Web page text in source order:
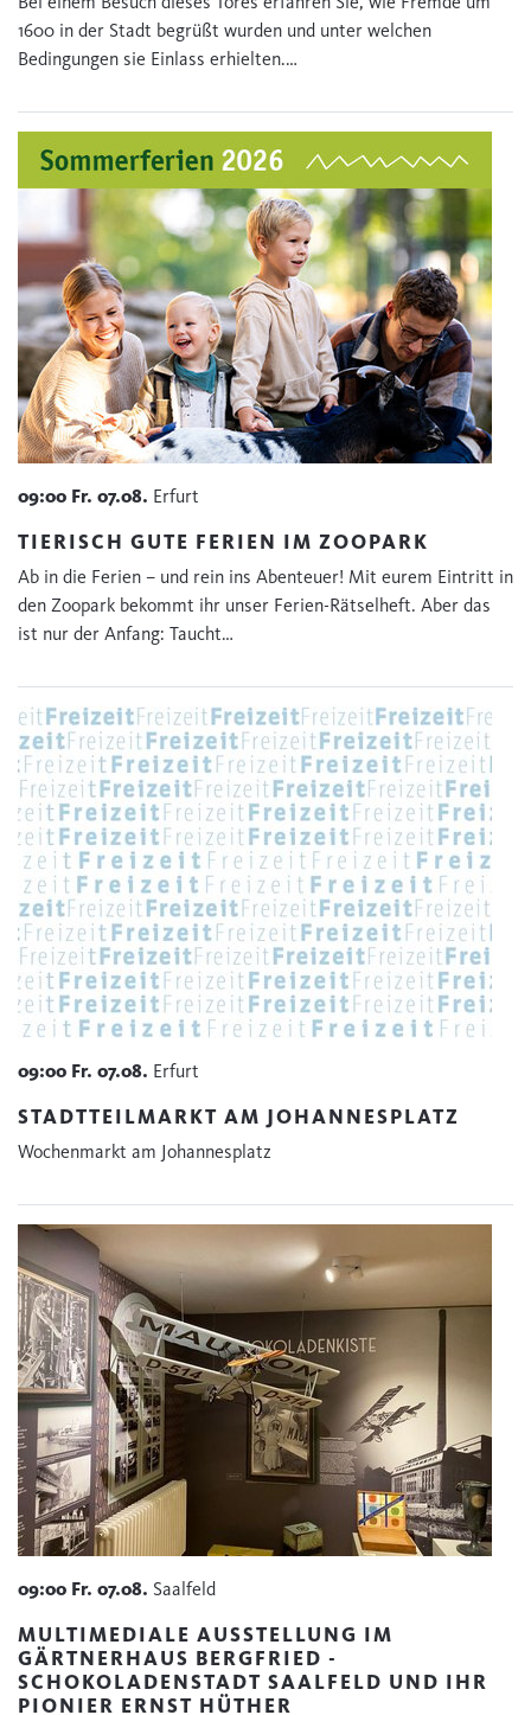
1600 in der Stadt begrüßt wurden und unter welchen
Bedingungen sie Einlass erhielten.…
09:00 Fr. 07.08. Erfurt
TIERISCH GUTE FERIEN IM ZOOPARK
Ab in die Ferien – und rein ins Abenteuer! Mit eurem Eintritt in
den Zoopark bekommt ihr unser Ferien-Rätselheft. Aber das
ist nur der Anfang: Taucht…
09:00 Fr. 07.08. Erfurt
STADTTEILMARKT AM JOHANNESPLATZ
Wochenmarkt am Johannesplatz
09:00 Fr. 07.08. Saalfeld
MULTIMEDIALE AUSSTELLUNG IM
GÄRTNERHAUS BERGFRIED -
SCHOKOLADENSTADT SAALFELD UND IHR
PIONIER ERNST HÜTHER